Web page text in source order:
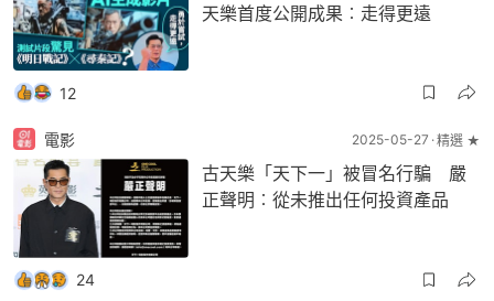
天樂首度公開成果︰走得更遠
12
電影 2025-05-27 精選 ★
古天樂「天下一」被冒名行騙 嚴
正聲明︰從未推出任何投資產品
24